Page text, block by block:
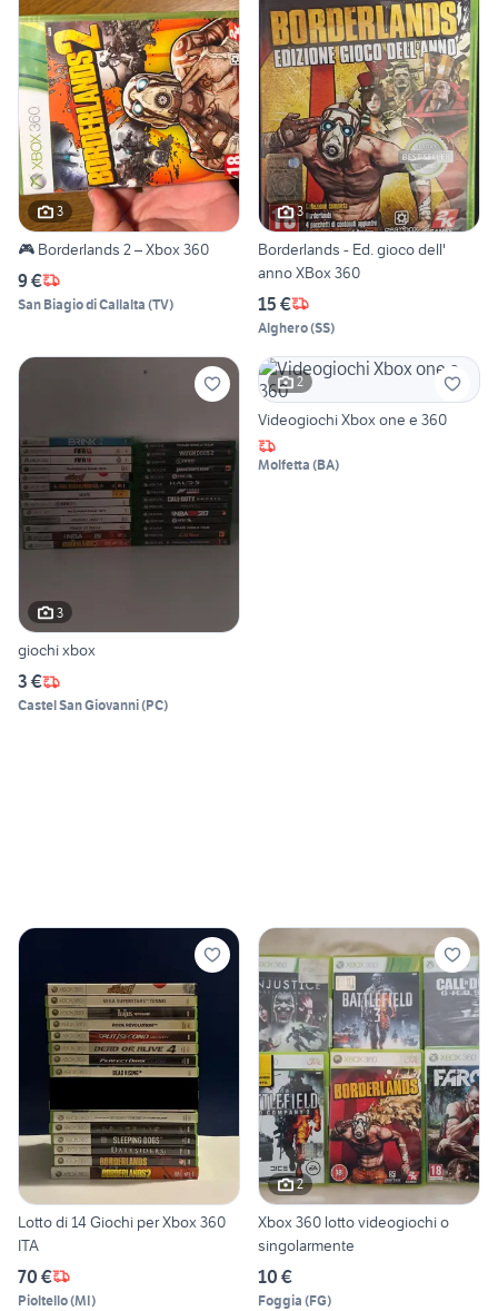
3
🎮 Borderlands 2 – Xbox 360
9 €
San Biagio di Callalta (TV)
3
Borderlands - Ed. gioco dell'
anno XBox 360
15 €
Alghero(SS)
3
giochi xbox
3 €
Castel San Giovanni(PC)
2
Videogiochi Xbox one e 360
Molfetta (BA)
Lotto di 14 Giochi per Xbox 360
ITA
70 €
Pioltello(MI)
2
Xbox 360 lotto videogiochi o
singolarmente
10 €
Foggia (FG)